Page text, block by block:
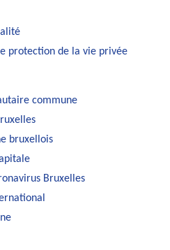
protection de la vie privée
commune
bruxellois
Bruxelles